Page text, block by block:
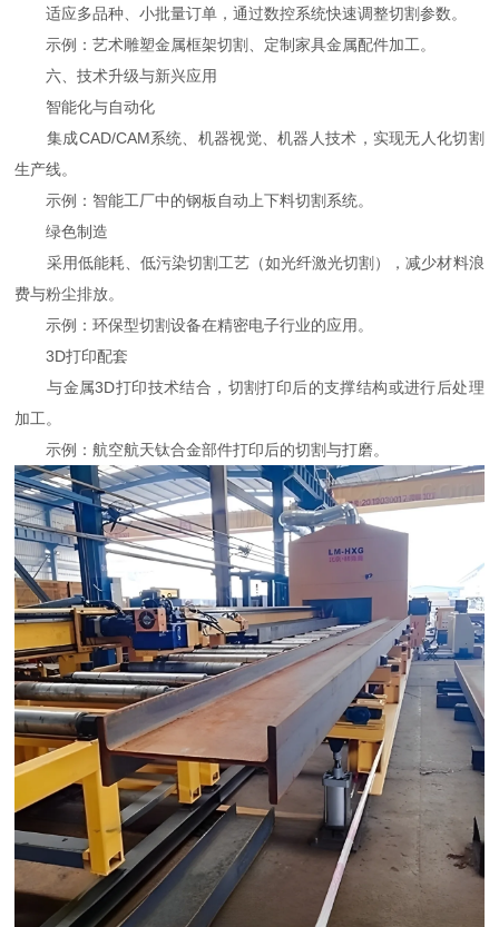
适应多品种、小批量订单，通过数控系统快速调整切割参数。
示例：艺术雕塑金属框架切割、定制家具金属配件加工。
六、技术升级与新兴应用
智能化与自动化
集成CAD/CAM系统、机器视觉、机器人技术，实现无人化切割
生产线。
示例：智能工厂中的钢板自动上下料切割系统。
绿色制造
采用低能耗、低污染切割工艺（如光纤激光切割），减少材料浪
费与粉尘排放。
示例：环保型切割设备在精密电子行业的应用。
3D打印配套
与金属3D打印技术结合，切割打印后的支撑结构或进行后处理
加工。
示例：航空航天钛合金部件打印后的切割与打磨。